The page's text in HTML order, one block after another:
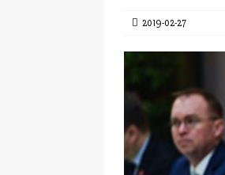
[ 2026-04-02 ]
[ 2026-04-02 ]
2019-02-27